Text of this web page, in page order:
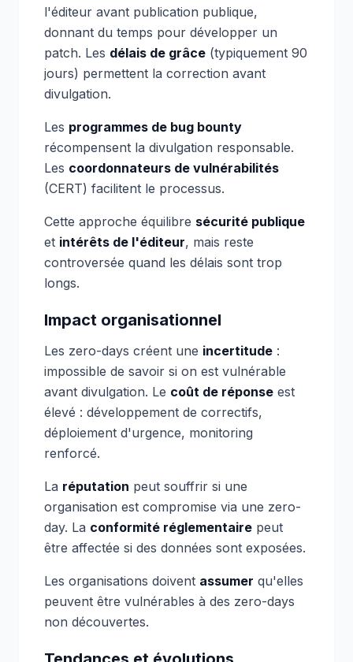
l'éditeur avant publication publique,
donnant du temps pour développer un
patch. Les délais de grâce (typiquement 90
jours) permettent la correction avant
divulgation.
Les programmes de bug bounty
récompensent la divulgation responsable.
Les coordonnateurs de vulnérabilités
(CERT) facilitent le processus.
Cette approche équilibre sécurité publique
et intérêts de l'éditeur, mais reste
controversée quand les délais sont trop
longs.
Impact organisationnel
Les zero-days créent une incertitude :
impossible de savoir si on est vulnérable
avant divulgation. Le coût de réponse est
élevé : développement de correctifs,
déploiement d'urgence, monitoring
renforcé.
La réputation peut souffrir si une
organisation est compromise via une zero-
day. La conformité réglementaire peut
être affectée si des données sont exposées.
Les organisations doivent assumer qu'elles
peuvent être vulnérables à des zero-days
non découvertes.